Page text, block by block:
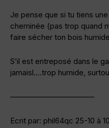
Je pense que si tu tiens
cheminée (pas trop quand
faire sécher ton bois
S’il est entreposé dans le
jamaisl….trop humide,
———————————
Ecrit par: phil64qc 25-10 à